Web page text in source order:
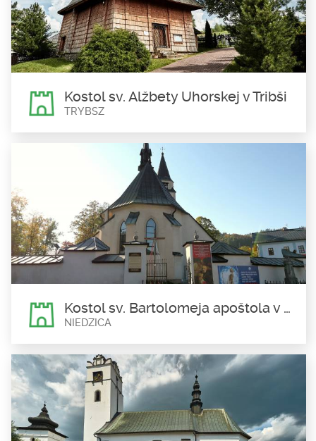
Fridmanský strážny hrad, často nazývaný taktiež kaštieľom,
bol...
Kostol sv. Alžbety Uhorskej v Tribši
TRYBSZ
Kostol sv. Alžbety Uhorskej v
Tribši
Trybsz
Kostol bol postavený v roku 1567 zo smrekovcového dreva.
Najväčšou...
Kostol sv. Bartolomeja apoštola v Nedeci
NIEDZICA
Kostol sv. Bartolomeja apoštola
v Nedeci
Niedzica